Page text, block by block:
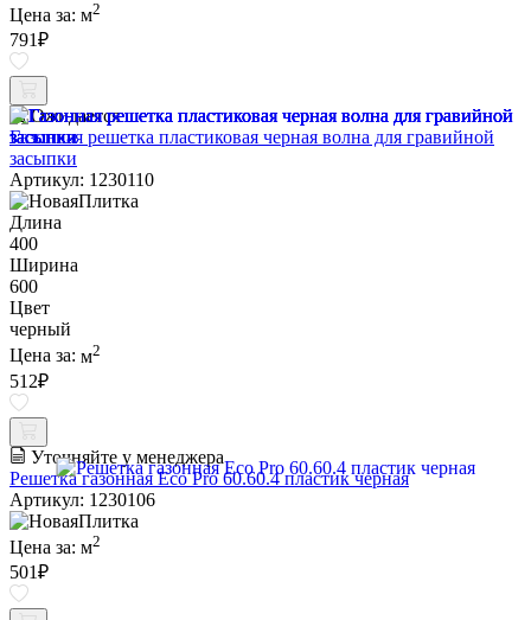
Цена за: м2
791₽
Ожидается
Газонная решетка пластиковая черная волна для гравийной
засыпки
Артикул: 1230110
Длина
400
Ширина
600
Цвет
черный
Цена за: м2
512₽
Уточняйте у менеджера
Решетка газонная Eco Pro 60.60.4 пластик черная
Артикул: 1230106
Цена за: м2
501₽